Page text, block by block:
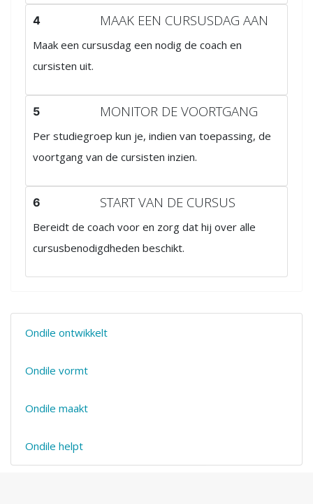
4 MAAK EEN CURSUSDAG AAN
Maak een cursusdag een nodig de coach en
cursisten uit.
5 MONITOR DE VOORTGANG
Per studiegroep kun je, indien van toepassing, de
voortgang van de cursisten inzien.
6 START VAN DE CURSUS
Bereidt de coach voor en zorg dat hij over alle
cursusbenodigdheden beschikt.
Ondile ontwikkelt
Ondile vormt
Ondile maakt
Ondile helpt